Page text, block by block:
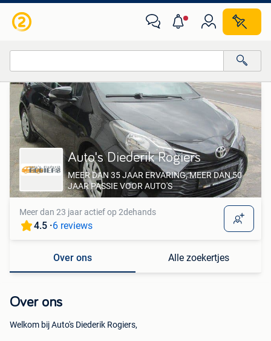
Alle categorieën…
Alle afstanden…
Auto's Diederik Rogiers
MEER DAN 35 JAAR ERVARING, MEER DAN 50
JAAR PASSIE VOOR AUTO'S
Meer dan 23 jaar actief op 2dehands
4.5 ·6 reviews
Over ons Alle zoekertjes
Over ons
Welkom bij Auto's Diederik Rogiers,